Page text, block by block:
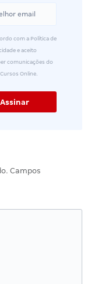
com a Política de
e aceito
comunicações do
Online.
Campos